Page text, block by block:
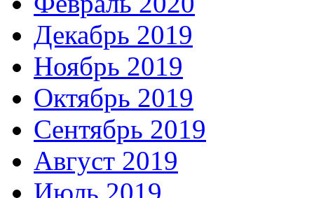
Декабрь 2019
Ноябрь 2019
Октябрь 2019
Сентябрь 2019
Август 2019